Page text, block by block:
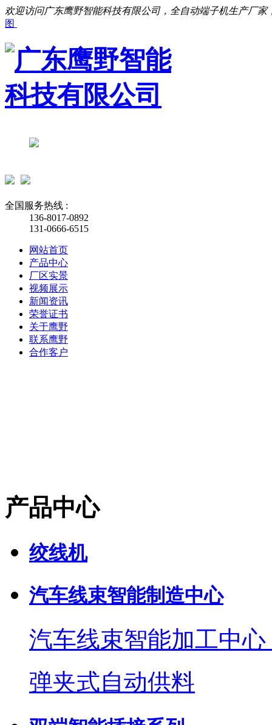
欢迎访问广东鹰野智能科技有限公司，全自动端子机生产厂家
图
全国服务热线 :
136-8017-0892
131-0666-6515
网站首页
产品中心
厂区实景
视频展示
新闻资讯
荣誉证书
关于鹰野
联系鹰野
合作客户
产品中心
绞线机
汽车线束智能制造中心
汽车线束智能加工中
弹夹式自动供料